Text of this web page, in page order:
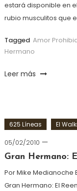
estará disponible en
rubio musculitos que
Tagged Amor
Hermano
Leer más
625 Líneas El
05/02/2010
Gran Hermano:
Por Mike
Gran Hermano: El